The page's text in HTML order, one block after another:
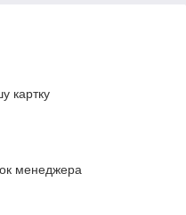
картку
менеджера